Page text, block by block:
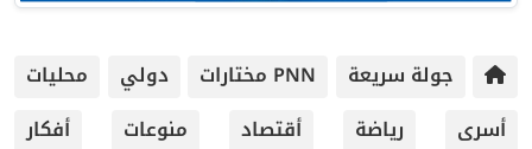
جولة سريعة PNN مختارات دولي
محليات
أسرى
رياضة أقتصاد منوعات
أفكار